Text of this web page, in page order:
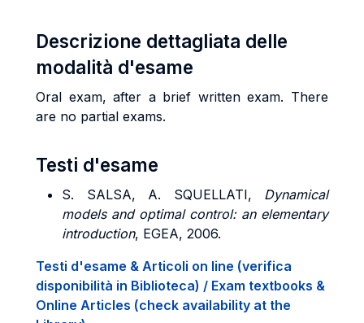
Descrizione dettagliata delle
modalità d'esame
Oral exam, after a brief written exam. There
are no partial exams.
Testi d'esame
S. SALSA, A. SQUELLATI, Dynamical
models and optimal control: an elementary
introduction, EGEA, 2006.
Testi d'esame & Articoli on line (verifica
disponibilità in Biblioteca) / Exam textbooks &
Online Articles (check availability at the